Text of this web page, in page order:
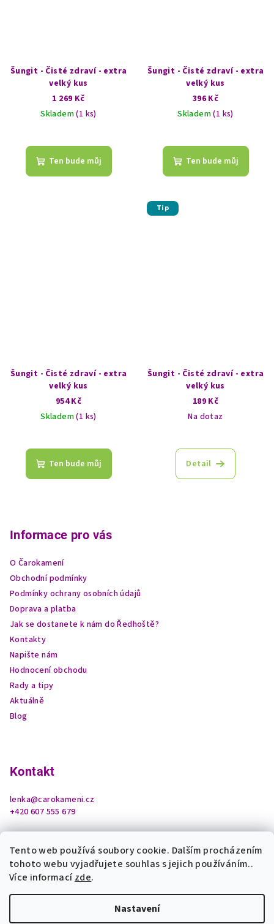
Tento web používá soubory cookie. Dalším procházením
tohoto webu vyjadřujete souhlas s jejich používáním..
Více informacízde.
Nastavení
Šungit - Čisté zdraví - extra
velký kus
1 269 Kč
Skladem(1 ks)
Ten bude můj
Šungit - Čisté zdraví - extra
velký kus
396 Kč
Skladem(1 ks)
Ten bude můj
Šungit - Čisté zdraví - extra
velký kus
954 Kč
Skladem(1 ks)
Ten bude můj
Tip
Šungit - Čisté zdraví - extra
velký kus
189 Kč
Na dotaz
Detail
Informace pro vás
O Čarokamení
Obchodní podmínky
Podmínky ochrany osobních údajů
Doprava a platba
Jak se dostanete k nám do Ředhoště?
Kontakty
Napište nám
Hodnocení obchodu
Rady a tipy
Aktuálně
Blog
Kontakt
lenka@carokameni.cz
+420 607 555 679